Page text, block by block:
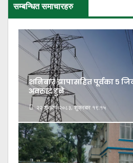
सम्बन्धित समाचारहरु
शनिबार झापासहित पूर्वका ५
अवरुद्ध हुने
२२ श्रावण २०८३, शुक्रबार १९:१५